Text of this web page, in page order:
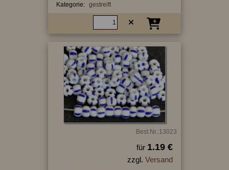
Kategorie: gestreift
Best.Nr.:13023
für 1.19 €
zzgl. Versand